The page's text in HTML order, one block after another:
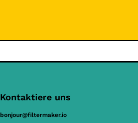
Kontaktiere uns
bonjour@filtermaker.io